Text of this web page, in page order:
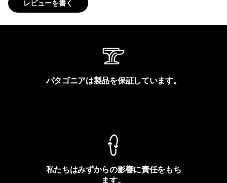
レビューを書く
パタゴニアは製品を保証しています。
私たちはみずからの影響に責任をもち
ます。